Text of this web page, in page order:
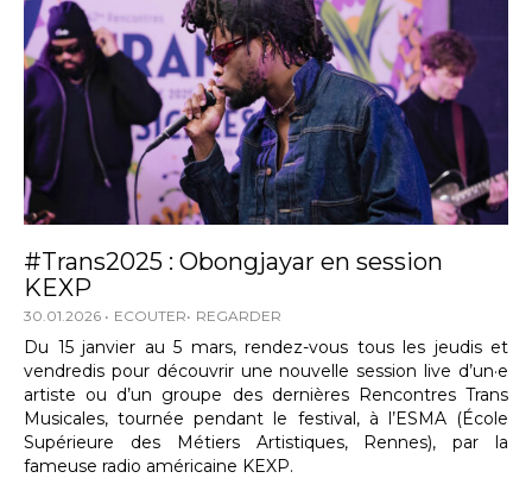
#Trans2025 : Obongjayar en session
KEXP
30.01.2026 ECOUTER REGARDER
Du 15 janvier au 5 mars, rendez-vous tous les jeudis et
vendredis pour découvrir une nouvelle session live d’un·e
artiste ou d’un groupe des dernières Rencontres Trans
Musicales, tournée pendant le festival, à l’ESMA (École
Supérieure des Métiers Artistiques, Rennes), par la
fameuse radio américaine KEXP.